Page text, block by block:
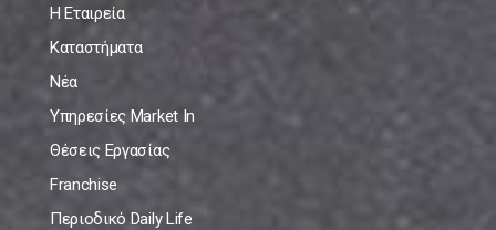
Η Εταιρεία
Καταστήματα
Νέα
Υπηρεσίες Market In
Θέσεις Εργασίας
Franchise
Περιοδικό Daily Life